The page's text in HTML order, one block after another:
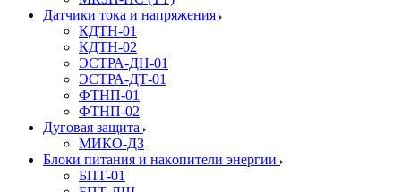
Датчики тока и напряжения
КДТН-01
КДТН-02
ЭСТРА-ДН-01
ЭСТРА-ДТ-01
ФТНП-01
ФТНП-02
Дуговая защита
МИКО-ДЗ
Блоĸи питания и наĸопители энергии
БПТ-01